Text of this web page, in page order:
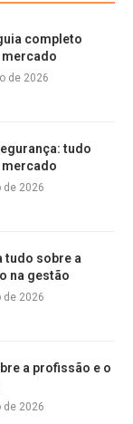
completo
mercado
de 2026
tudo
mercado
de 2026
tudo sobre a
na gestão
de 2026
a profissão e o
de 2026